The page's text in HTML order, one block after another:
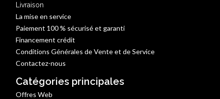
Livraison
La mise en service
Paiement 100 % sécurisé et garanti
Financement crédit
Conditions Générales de Vente et de Service
Contactez-nous
Catégories principales
Offres Web